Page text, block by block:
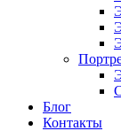
Блог
Контакты